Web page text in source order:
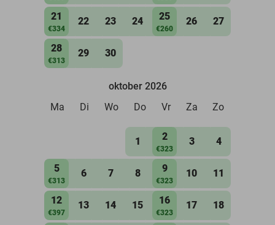
21
€334
22 23 24 25
€260
26 27
28
€313
29 30
oktober 2026
Ma
Di Wo Do Vr Za Zo
1 2
€323
3 4
5
€313
6 7 8 9
€323
10 11
12
€397
13 14 15 16
€323
17 18